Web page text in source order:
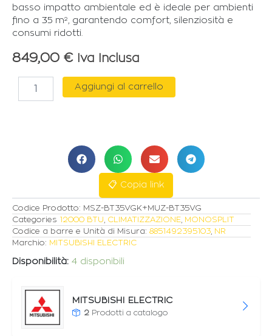
basso impatto ambientale ed è ideale per ambienti
fino a 35 m², garantendo comfort, silenziosità e
consumi ridotti.
849,00 € Iva Inclusa
CONDIZIONATORE
quantità
Aggiungi al carrello
📋 Copia link
Codice Prodotto: MSZ-BT35VGK+MUZ-BT35VG
Categories 12000 BTU, CLIMATIZZAZIONE, MONOSPLIT
Codice a barre e Unità di Misura: 8851492395103, NR
Marchio: MITSUBISHI ELECTRIC
Disponibilità: 4 disponibili
MITSUBISHI ELECTRIC
2 Prodotti a catalogo